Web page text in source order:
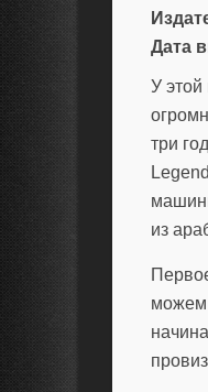
Дата
У
три
из
можем